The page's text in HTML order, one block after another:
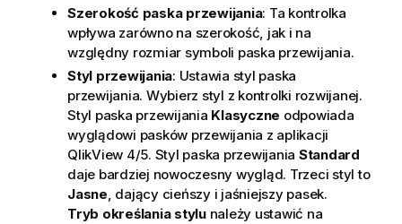
Szerokość paska przewijania: Ta kontrolka
wpływa zarówno na szerokość, jak i na
względny rozmiar symboli paska przewijania.
Styl przewijania: Ustawia styl paska
przewijania. Wybierz styl z kontrolki rozwijanej.
Styl paska przewijania Klasyczne odpowiada
wyglądowi pasków przewijania z aplikacji
QlikView 4/5. Styl paska przewijania Standard
daje bardziej nowoczesny wygląd. Trzeci styl to
Jasne, dający cieńszy i jaśniejszy pasek.
Tryb określania stylunależy ustawić na